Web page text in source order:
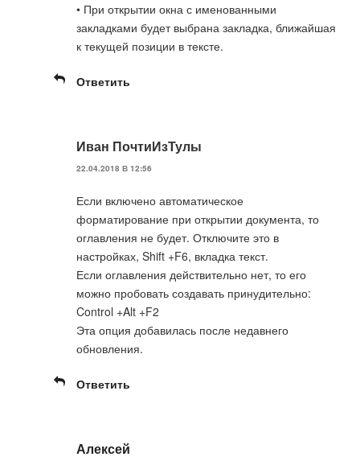
• При открытии окна с именованными
закладками будет выбрана закладка, ближайшая
к текущей позиции в тексте.
Ответить
Иван ПочтиИзТулы
22.04.2018 В 12:56
Если включено автоматическое
форматирование при открытии документа, то
оглавления не будет. Отключите это в
настройках, Shift +F6, вкладка текст.
Если оглавления действительно нет, то его
можно пробовать создавать принудительно:
Control +Alt +F2
Эта опция добавилась после недавнего
обновления.
Ответить
Алексей